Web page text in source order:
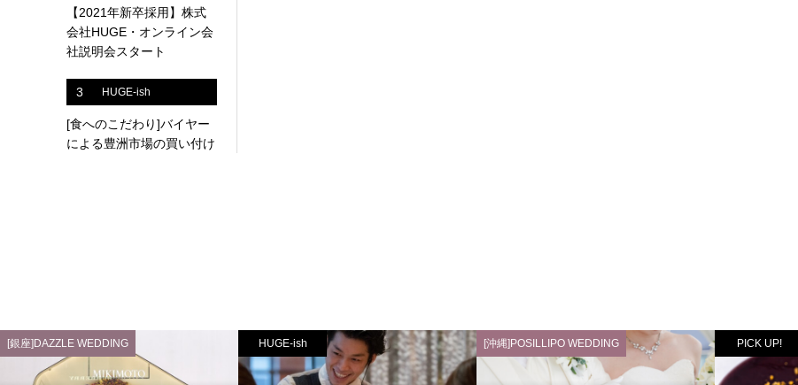
【2021年新卒採用】株式
会社HUGE・オンライン会
社説明会スタート
3 HUGE-ish
[食へのこだわり]バイヤー
による豊洲市場の買い付け
[銀座]DAZZLE WEDDING HUGE-ish [沖縄]POSILLIPO WEDDING PICK UP!